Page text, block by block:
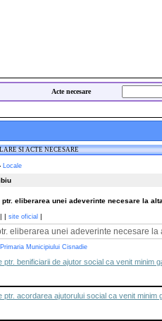
Acte necesare
stanga.php
SI ACTE NECESARE
Locale
ptr. eliberarea unei adeverinte necesare la
| | site oficial |
eliberarea unei adeverinte necesare
Primaria Municipiului Cisnadie
ptr. benificiarii de ajutor social ca venit minim
ptr. acordarea ajutorului social ca venit minim